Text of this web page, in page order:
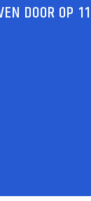
DOOR OP